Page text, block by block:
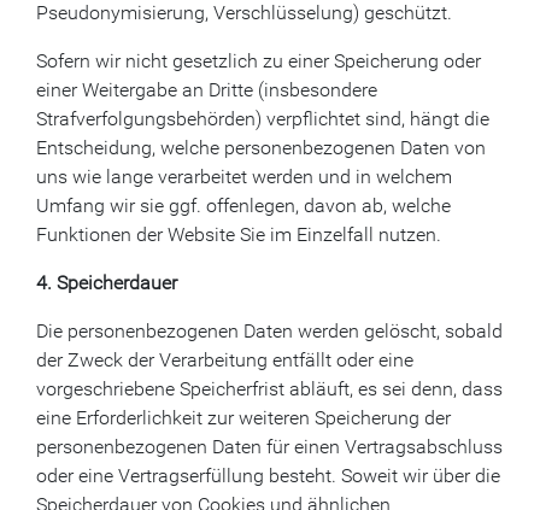
Pseudonymisierung, Verschlüsselung) geschützt.
Sofern wir nicht gesetzlich zu einer Speicherung oder
einer Weitergabe an Dritte (insbesondere
Strafverfolgungsbehörden) verpflichtet sind, hängt die
Entscheidung, welche personenbezogenen Daten von
uns wie lange verarbeitet werden und in welchem
Umfang wir sie ggf. offenlegen, davon ab, welche
Funktionen der Website Sie im Einzelfall nutzen.
4. Speicherdauer
Die personenbezogenen Daten werden gelöscht, sobald
der Zweck der Verarbeitung entfällt oder eine
vorgeschriebene Speicherfrist abläuft, es sei denn, dass
eine Erforderlichkeit zur weiteren Speicherung der
personenbezogenen Daten für einen Vertragsabschluss
oder eine Vertragserfüllung besteht. Soweit wir über die
Speicherdauer von Cookies und ähnlichen